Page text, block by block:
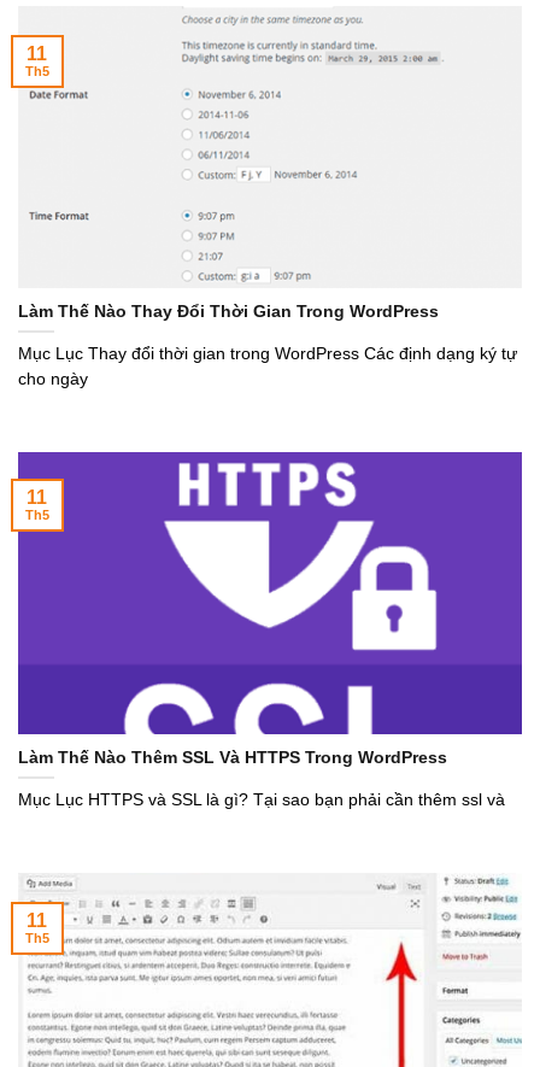
Làm Thế Nào Thay Đổi Thời Gian Trong WordPress
Mục Lục Thay đổi thời gian trong WordPress Các định dạng ký tự
cho ngày
11
Th5
Làm Thế Nào Thêm SSL Và HTTPS Trong WordPress
Mục Lục HTTPS và SSL là gì? Tại sao bạn phải cần thêm ssl và
11
Th5
11
Th5